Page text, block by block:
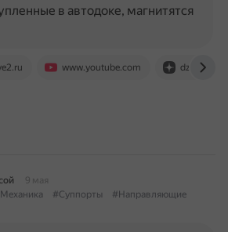
www.youtube.com dzen.ru
в автодоке, магнитятся
9 мая
#Суппорты
#Направляющие